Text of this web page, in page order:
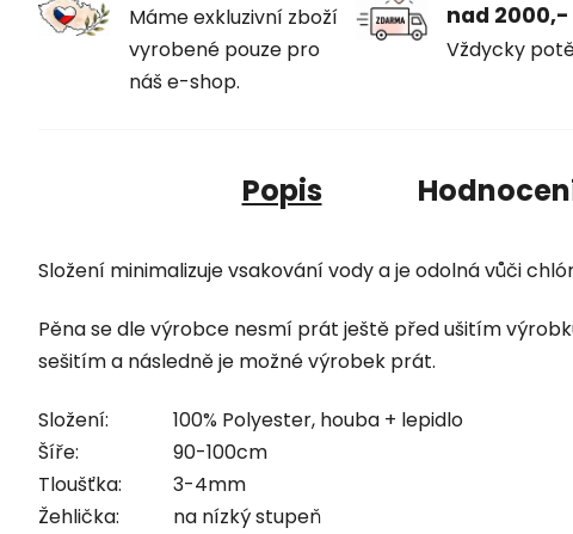
Máme exkluzivní zboží
vyrobené pouze pro
náš e-shop.
nad 2000,-
Vždycky
Popis
Složení minimalizuje vsakování vody a je odolná vůči
Pěna se dle výrobce nesmí prát ještě před ušitím
sešitím a následně je možné výrobek prát.
Složení:
100% Polyester, houba + lepidlo
Šíře:
90-100cm
Tloušťka:
3-4mm
Žehlička:
na nízký stupeň